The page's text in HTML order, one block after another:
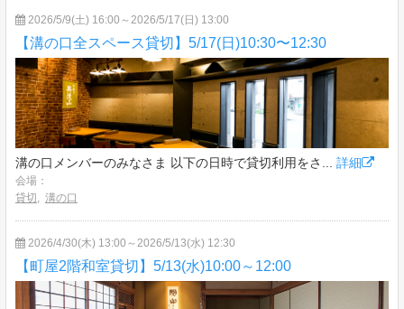
2026/5/9(土) 16:00～2026/5/17(日) 13:00
【溝の口全スペース貸切】5/17(日)10:30〜12:30
溝の口メンバーのみなさま 以下の日時で貸切利用をさ... 詳細
会場：
貸切 , 溝の口
2026/4/30(木) 13:00～2026/5/13(水) 12:30
【町屋2階和室貸切】5/13(水)10:00～12:00